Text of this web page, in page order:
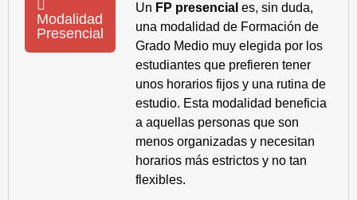
Modalidad
Presencial
Un FP presencial es, sin duda,
una modalidad de Formación de
Grado Medio muy elegida por los
estudiantes que prefieren tener
unos horarios fijos y una rutina de
estudio. Esta modalidad beneficia
a aquellas personas que son
menos organizadas y necesitan
horarios más estrictos y no tan
flexibles.